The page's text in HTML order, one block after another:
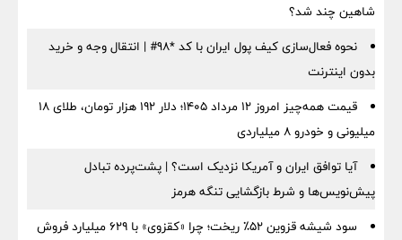
شاهین چند شد؟
نحوه فعال‌سازی کیف پول ایران با کد *98# | انتقال وجه و خرید
بدون اینترنت
قیمت همه‌چیز امروز ۱۲ مرداد ۱۴۰۵؛ دلار ۱۹۲ هزار تومان، طلای ۱۸
میلیونی و خودرو ۸ میلیاردی
آیا توافق ایران و آمریکا نزدیک است؟ | پشت‌پرده تبادل
پیش‌نویس‌ها و شرط بازگشایی تنگه هرمز
سود شیشه قزوین ۵۲٪ ریخت؛ چرا «کقزوی» با ۶۲۹ میلیارد فروش